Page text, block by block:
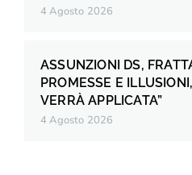
4 Agosto 2026
ASSUNZIONI DS,
PROMESSE E
VERRÀ APPLICATA”
4 Agosto 2026